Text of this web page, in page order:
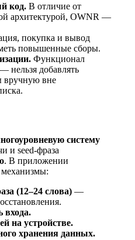
код. В отличие от
архитектурой, OWNR —
покупка и вывод
повышенные сборы.
Функционал
нельзя добавлять
вручную вне
систему
и seed-фраза
. В приложении
(12–24 слова) —
входа.
на устройстве.
хранения данных.